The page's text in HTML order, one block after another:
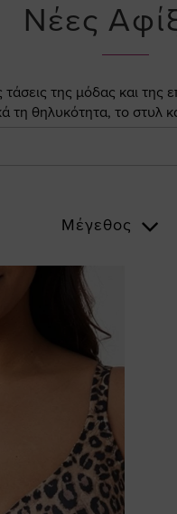
Νέες
της μόδας και της
τη θηλυκότητα, το στυλ
Μέγεθος